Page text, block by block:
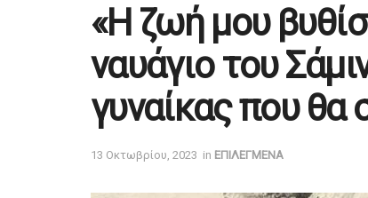
«Η ζωή μου
ναυάγιο του
γυναίκας που θα
13 Οκτωβρίου, 2023 in ΕΠΙΛΕΓΜΕΝΑ